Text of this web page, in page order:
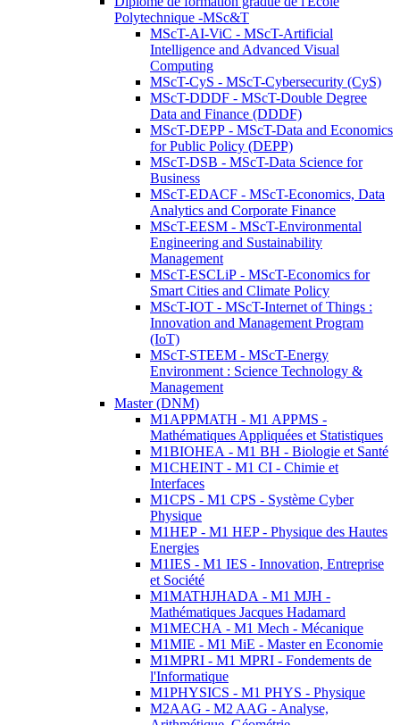
Polytechnique -MSc&T
MScT-AI-ViC - MScT-Artificial
Intelligence and Advanced Visual
Computing
MScT-CyS - MScT-Cybersecurity (CyS)
MScT-DDDF - MScT-Double Degree
Data and Finance (DDDF)
MScT-DEPP - MScT-Data and Economics
for Public Policy (DEPP)
MScT-DSB - MScT-Data Science for
Business
MScT-EDACF - MScT-Economics, Data
Analytics and Corporate Finance
MScT-EESM - MScT-Environmental
Engineering and Sustainability
Management
MScT-ESCLiP - MScT-Economics for
Smart Cities and Climate Policy
MScT-IOT - MScT-Internet of Things :
Innovation and Management Program
(IoT)
MScT-STEEM - MScT-Energy
Environment : Science Technology &
Management
Master (DNM)
M1APPMATH - M1 APPMS -
Mathématiques Appliquées et Statistiques
M1BIOHEA - M1 BH - Biologie et Santé
M1CHEINT - M1 CI - Chimie et
Interfaces
M1CPS - M1 CPS - Système Cyber
Physique
M1HEP - M1 HEP - Physique des Hautes
Energies
M1IES - M1 IES - Innovation, Entreprise
et Société
M1MATHJHADA - M1 MJH -
Mathématiques Jacques Hadamard
M1MECHA - M1 Mech - Mécanique
M1MIE - M1 MiE - Master en Economie
M1MPRI - M1 MPRI - Fondements de
l'Informatique
M1PHYSICS - M1 PHYS - Physique
M2AAG - M2 AAG - Analyse,